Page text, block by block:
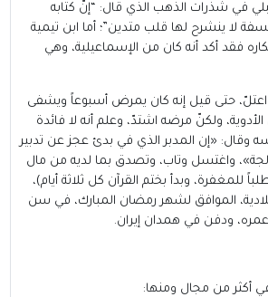
في شذرات الذهب الذي قال: “إنّ كتابه
لا ينشرح لها قلب متدين”؛ أما ابن تيمية
فقد أكد أنه كان من الإسماعيلية، وهي
حتى قيل إنه كان يمرض أسبوعاً ويشفى
ولكنّ مرضه اشتدّ، وعلم أنه لا فائدة
وقال: «إن المدبر الذي في بدئ عجز عن تدبير
واغتسل وتاب، وتصدق بما لديه من مال
للمغفرة، وبدأ بختم القرآن كل ثلاثة أيام)،
في يونيو 1037 ميلادية، الموافق لشهر رمضان المبارك، في سن
ودفن في همدان إيران.
أكثر من مجال ومنها: